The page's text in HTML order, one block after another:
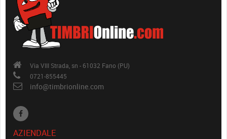
Via VIII Strada, sn - 61032 Fano (PU)
0721-855445
info@timbrionline.com
AZIENDALE